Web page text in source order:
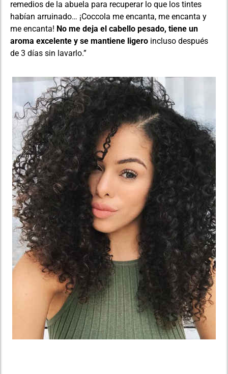
remedios de la abuela para recuperar lo que los tintes
habían arruinado… ¡Coccola me encanta, me encanta y
me encanta! No me deja el cabello pesado, tiene un
aroma excelente y se mantiene ligero incluso después
de 3 días sin lavarlo.”